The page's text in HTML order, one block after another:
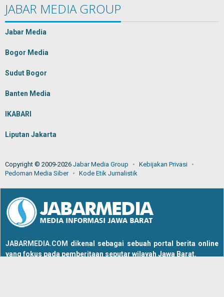
JABAR MEDIA GROUP
Jabar Media
Bogor Media
Sudut Bogor
Banten Media
IKABARI
Liputan Jakarta
Copyright © 2009-2026 Jabar Media Group
Kebijakan Privasi
Pedoman Media Siber
Kode Etik Jurnalistik
JABARMEDIA.COM dikenal sebagai sebuah portal berita online
yang fokus pada pemberitaan seputar wilayah Jawa Barat.